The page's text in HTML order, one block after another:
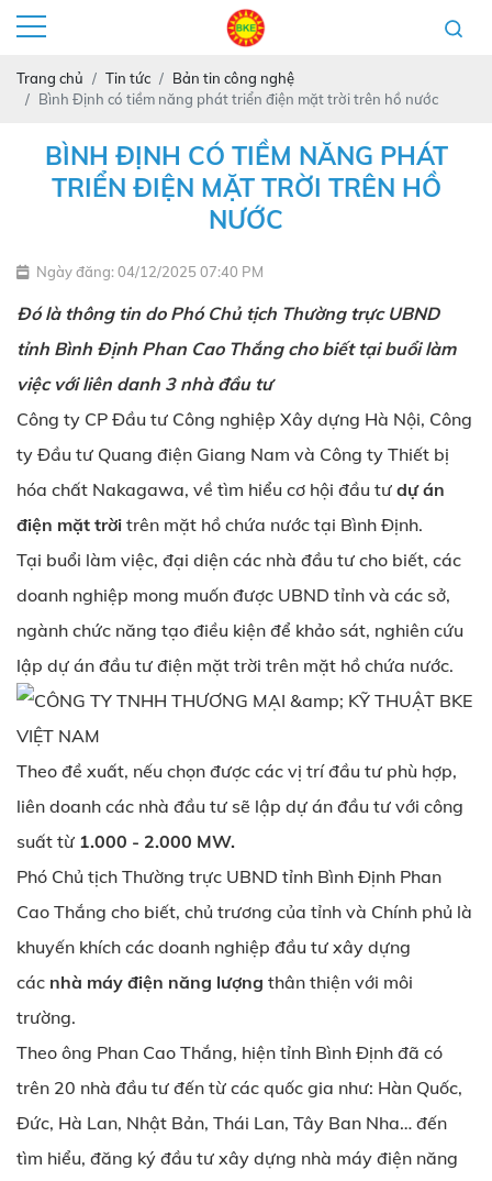
Trang chủ Tin tức
Bản tin công nghệ
Bình Định có tiềm năng phát triển điện mặt trời trên hồ nước
BÌNH ĐỊNH CÓ TIỀM NĂNG PHÁT
TRIỂN ĐIỆN MẶT TRỜI TRÊN HỒ
NƯỚC
Ngày đăng: 04/12/2025 07:40 PM
Đó là thông tin do Phó Chủ tịch Thường trực UBND
tỉnh Bình Định Phan Cao Thắng cho biết tại buổi làm
việc với liên danh 3 nhà đầu tư
Công ty CP Đầu tư Công nghiệp Xây dựng Hà Nội, Công
ty Đầu tư Quang điện Giang Nam và Công ty Thiết bị
hóa chất Nakagawa, về tìm hiểu cơ hội đầu tư dự án
điện mặt trời trên mặt hồ chứa nước tại Bình Định.
Tại buổi làm việc, đại diện các nhà đầu tư cho biết, các
doanh nghiệp mong muốn được UBND tỉnh và các sở,
ngành chức năng tạo điều kiện để khảo sát, nghiên cứu
lập dự án đầu tư điện mặt trời trên mặt hồ chứa nước.
Theo đề xuất, nếu chọn được các vị trí đầu tư phù hợp,
liên doanh các nhà đầu tư sẽ lập dự án đầu tư với công
suất từ 1.000 - 2.000 MW.
Phó Chủ tịch Thường trực UBND tỉnh Bình Định Phan
Cao Thắng cho biết, chủ trương của tỉnh và Chính phủ là
khuyến khích các doanh nghiệp đầu tư xây dựng
các nhà máy điện năng lượng thân thiện với môi
trường.
Theo ông Phan Cao Thắng, hiện tỉnh Bình Định đã có
trên 20 nhà đầu tư đến từ các quốc gia như: Hàn Quốc,
Đức, Hà Lan, Nhật Bản, Thái Lan, Tây Ban Nha… đến
tìm hiểu, đăng ký đầu tư xây dựng nhà máy điện năng